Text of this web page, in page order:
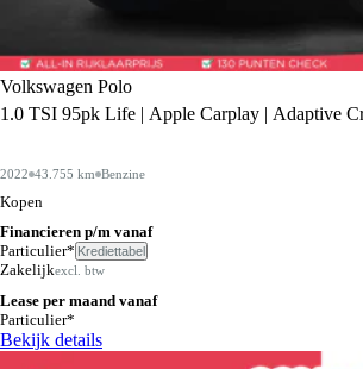
Volkswagen Polo
1.0 TSI 95pk Life | Apple Carplay | Adaptive
2022 43.755 km Benzine
Kopen
Financieren p/m vanaf
Particulier* Krediettabel
Zakelijkexcl. btw
Lease per maand vanaf
Particulier*
Bekijk details